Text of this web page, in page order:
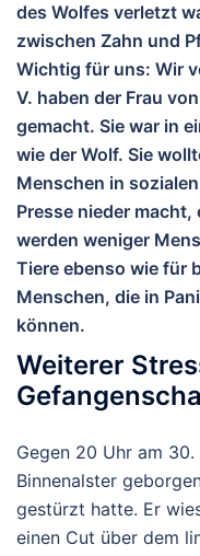
des Wolfes verletzt
zwischen Zahn und
Wichtig für uns: Wir
V. haben der Frau
gemacht. Sie war in
wie der Wolf. Sie
Menschen in
Presse nieder
werden weniger
Tiere ebenso wie für
Menschen, die in
können.
Weiterer
Gegen 20 Uhr am
Binnenalster
gestürzt hatte. Er
einen Cut über dem